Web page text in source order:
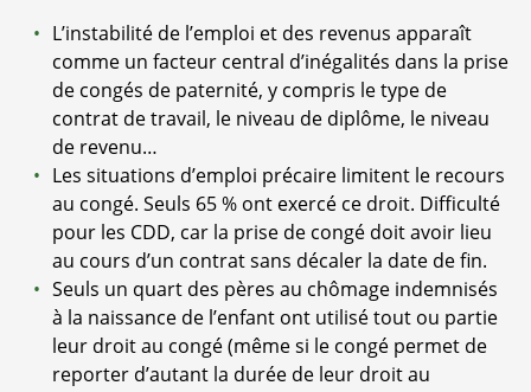
L’instabilité de l’emploi et des revenus apparaît
comme un facteur central d’inégalités dans la prise
de congés de paternité, y compris le type de
contrat de travail, le niveau de diplôme, le niveau
de revenu…
Les situations d’emploi précaire limitent le recours
au congé. Seuls 65 % ont exercé ce droit. Difficulté
pour les CDD, car la prise de congé doit avoir lieu
au cours d’un contrat sans décaler la date de fin.
Seuls un quart des pères au chômage indemnisés
à la naissance de l’enfant ont utilisé tout ou partie
leur droit au congé (même si le congé permet de
reporter d’autant la durée de leur droit au